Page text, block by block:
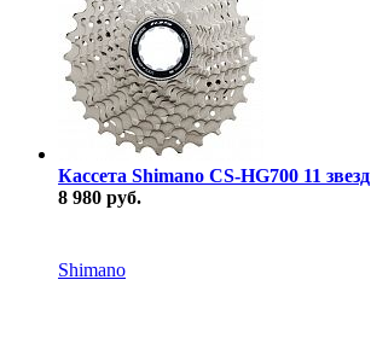
Кассета Shimano CS-HG700 11 звезд
8 980 руб.
Shimano